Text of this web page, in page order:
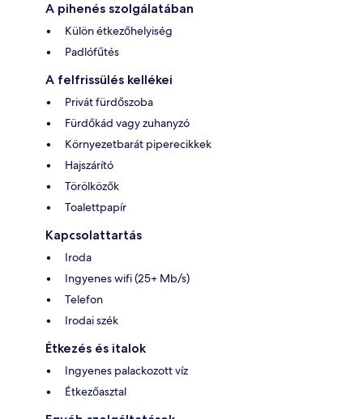
A pihenés szolgálatában
Külön étkezőhelyiség
Padlófűtés
A felfrissülés kellékei
Privát fürdőszoba
Fürdőkád vagy zuhanyzó
Környezetbarát piperecikkek
Hajszárító
Törölközők
Toalettpapír
Kapcsolattartás
Iroda
Ingyenes wifi (25+ Mb/s)
Telefon
Irodai szék
Étkezés és italok
Ingyenes palackozott víz
Étkezőasztal